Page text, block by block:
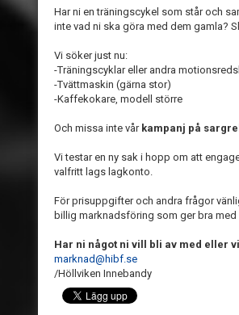
Har ni en träningscykel som står och
inte vad ni ska göra med dem gamla?
Vi söker just nu:
-Träningscyklar eller andra
-Tvättmaskin (gärna stor)
-Kaffekokare, modell större
Och missa inte vår kampanj på
Vi testar en ny sak i hopp om att
valfritt lags lagkonto.
För prisuppgifter och andra frågor
billig marknadsföring som ger bra med
Har ni något ni vill bli av med eller
marknad@hibf.se
/Höllviken Innebandy